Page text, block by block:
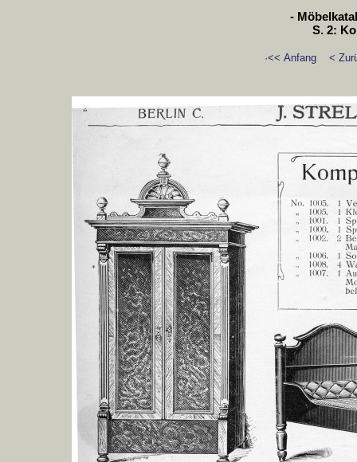
-
S. 2:
·<< Anfang <